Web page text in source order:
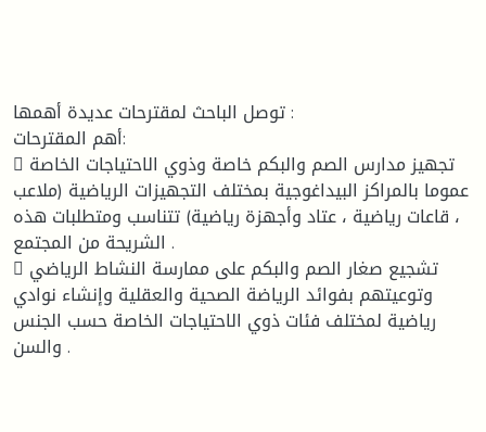
توصل الباحث لمقترحات عديدة أهمها :
أهم المقترحات:
 تجهيز مدارس الصم والبكم خاصة وذوي الاحتياجات الخاصة
عموما بالمراكز البيداغوجية بمختلف التجهيزات الرياضية (ملاعب
، قاعات رياضية ، عتاد وأجهزة رياضية) تتناسب ومتطلبات هذه
الشريحة من المجتمع .
 تشجيع صغار الصم والبكم على ممارسة النشاط الرياضي
وتوعيتهم بفوائد الرياضة الصحية والعقلية وإنشاء نوادي
رياضية لمختلف فئات ذوي الاحتياجات الخاصة حسب الجنس
والسن .